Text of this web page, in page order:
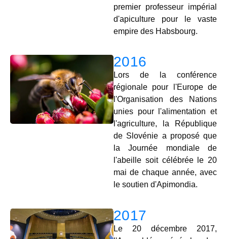
premier professeur impérial
d'apiculture pour le vaste
empire des Habsbourg.
2016
Lors de la conférence
régionale pour l'Europe de
l'Organisation des Nations
unies pour l'alimentation et
l'agriculture, la République
de Slovénie a proposé que
la Journée mondiale de
l'abeille soit célébrée le 20
mai de chaque année, avec
le soutien d'Apimondia.
2017
Le 20 décembre 2017,